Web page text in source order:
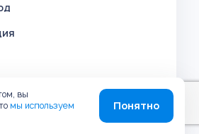
норм поведения
вы
мы используем
Понятно